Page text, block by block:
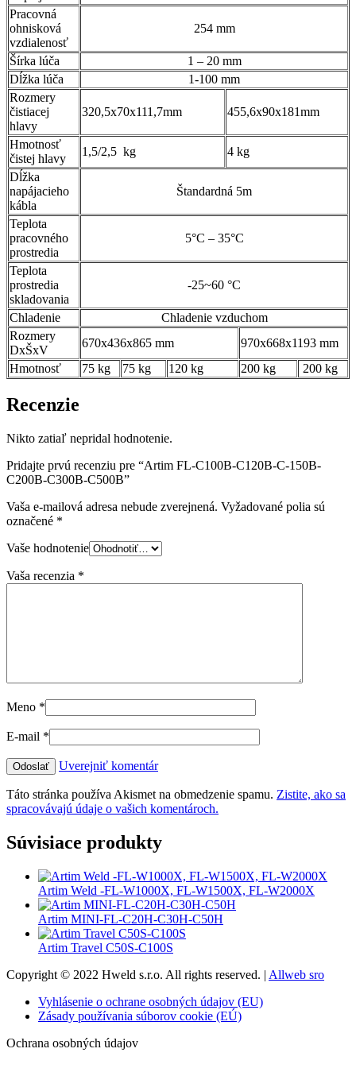
Pracovná
ohnisková
vzdialenosť
254 mm
Šírka lúča
1 – 20 mm
Dĺžka lúča
1-100 mm
Rozmery
čistiacej
hlavy
320,5x70x111,7mm 455,6x90x181mm
Hmotnosť
čistej hlavy
1,5/2,5 kg
4 kg
Dĺžka
napájacieho
kábla
Štandardná 5m
Teplota
pracovného
prostredia
5°C – 35°C
Teplota
prostredia
skladovania
-25~60 °C
Chladenie
Chladenie vzduchom
Rozmery
DxŠxV
670x436x865 mm
970x668x1193 mm
Hmotnosť
75 kg 75 kg 120 kg 200 kg 200 kg
Recenzie
Nikto zatiaľ nepridal hodnotenie.
Pridajte prvú recenziu pre “Artim FL-C100B-C120B-C-150B-
C200B-C300B-C500B”
Vaša e-mailová adresa nebude zverejnená. Vyžadované polia sú
označené *
Vaše hodnotenie
Vaša recenzia *
Meno *
E-mail *
Uverejniť komentár
Táto stránka používa Akismet na obmedzenie spamu. Zistite, ako sa
spracovávajú údaje o vašich komentároch.
Súvisiace produkty
Artim Weld -FL-W1000X, FL-W1500X, FL-W2000X
Artim MINI-FL-C20H-C30H-C50H
Artim Travel C50S-C100S
Copyright © 2022 Hweld s.r.o. All rights reserved. | Allweb sro
Vyhlásenie o ochrane osobných údajov (EU)
Zásady používania súborov cookie (EÚ)
Ochrana osobných údajov